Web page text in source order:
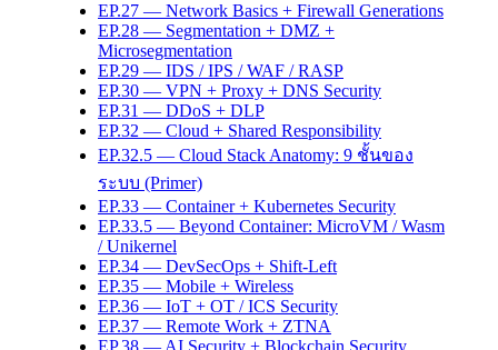
EP.27 — Network Basics + Firewall Generations
EP.28 — Segmentation + DMZ +
Microsegmentation
EP.29 — IDS / IPS / WAF / RASP
EP.30 — VPN + Proxy + DNS Security
EP.31 — DDoS + DLP
EP.32 — Cloud + Shared Responsibility
EP.32.5 — Cloud Stack Anatomy: 9 ชั้นของ
ระบบ (Primer)
EP.33 — Container + Kubernetes Security
EP.33.5 — Beyond Container: MicroVM / Wasm
/ Unikernel
EP.34 — DevSecOps + Shift-Left
EP.35 — Mobile + Wireless
EP.36 — IoT + OT / ICS Security
EP.37 — Remote Work + ZTNA